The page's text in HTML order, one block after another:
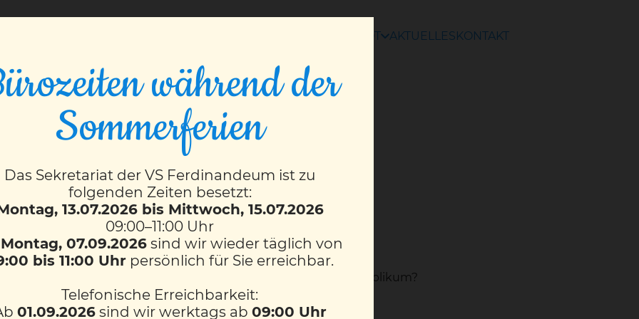
ANGEBOT AKTUELLESKONTAKT
die Pause
greifen?
und zeigen, was man kann – ohne Bühne – trotzdem mit Publikum?
der VS Ferdinandeum.
während der
Sommerferien
Das Sekretariat der VS Ferdinandeum ist zu
folgenden Zeiten besetzt:
13.07.2026 bis Mittwoch, 15.07.2026
09:00–11:00 Uhr
Montag, 07.09.2026sind wir wieder täglich von
bis 11:00 Uhr persönlich für Sie erreichbar.
Telefonische Erreichbarkeit:
01.09.2026sind wir werktags ab 09:00 Uhr